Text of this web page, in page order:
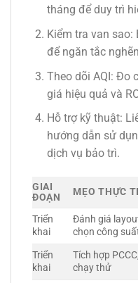
tháng để duy trì
Kiểm tra van sao:
để ngăn tắc
Theo dõi AQI: Đo
giá hiệu quả và
Hỗ trợ kỹ thuật:
hướng dẫn sử
dịch vụ bảo trì.
GIAI
ĐOẠN
MẸO THỰC
Triển
khai
Đánh giá
chọn công
Triển
khai
Tích hợp PCCC,
chạy thử